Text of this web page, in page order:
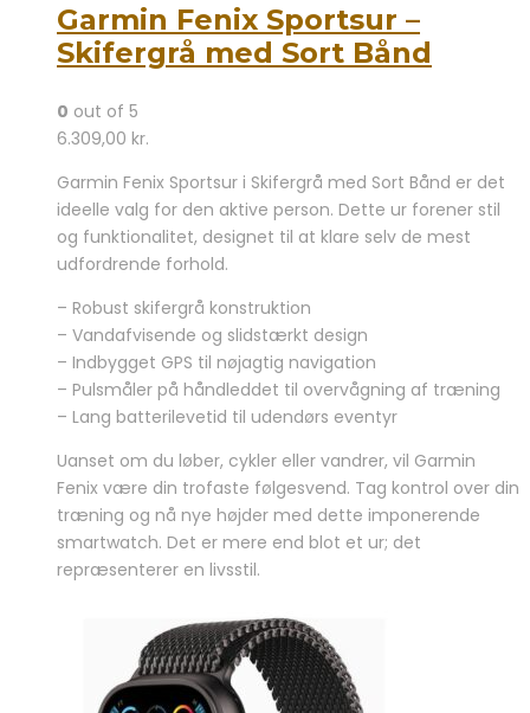
Garmin Fenix Sportsur –
Skifergrå med Sort Bånd
0 out of 5
6.309,00 kr.
Garmin Fenix Sportsur i Skifergrå med Sort Bånd er det
ideelle valg for den aktive person. Dette ur forener stil
og funktionalitet, designet til at klare selv de mest
udfordrende forhold.
– Robust skifergrå konstruktion
– Vandafvisende og slidstærkt design
– Indbygget GPS til nøjagtig navigation
– Pulsmåler på håndleddet til overvågning af træning
– Lang batterilevetid til udendørs eventyr
Uanset om du løber, cykler eller vandrer, vil Garmin
Fenix være din trofaste følgesvend. Tag kontrol over din
træning og nå nye højder med dette imponerende
smartwatch. Det er mere end blot et ur; det
repræsenterer en livsstil.